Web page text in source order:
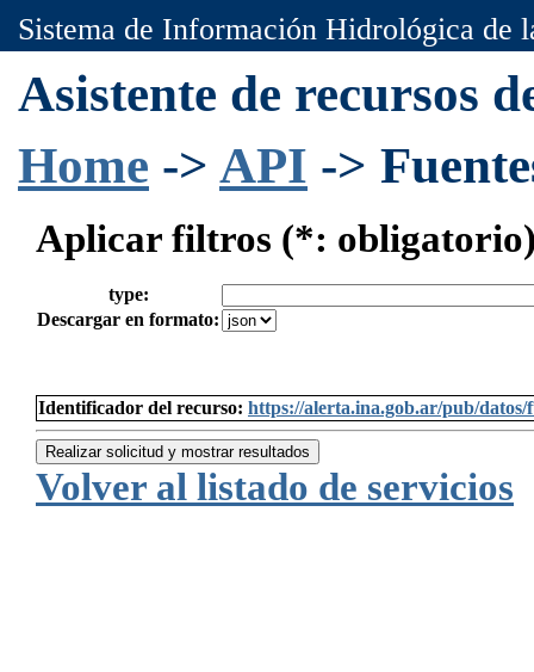
Sistema de Información Hidrológica
Asistente de recursos
Home -> API ->
Aplicar filtros (*:
type:
Descargar en formato:
Identificador del recurso: https://alerta.ina.gob.ar/pub/
Realizar solicitud y mostrar resultados
Volver al listado de servicios